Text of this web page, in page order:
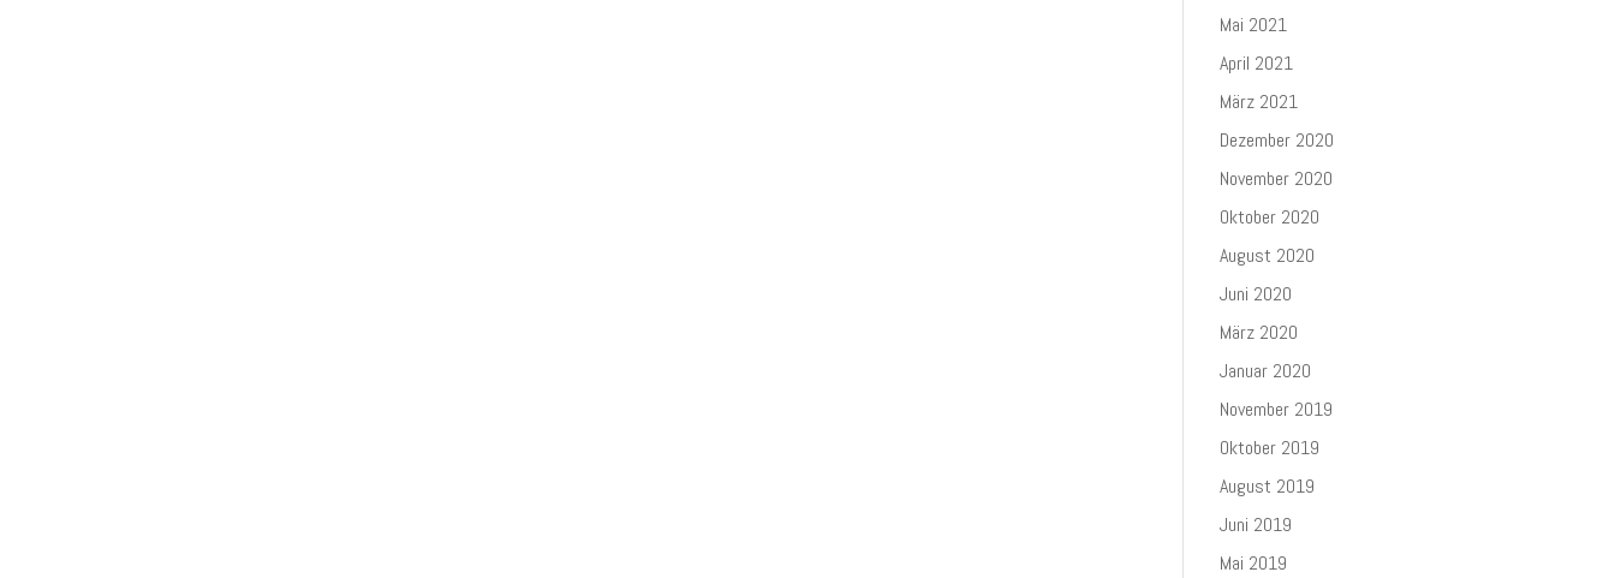
Mai 2021
April 2021
März 2021
Dezember 2020
November 2020
Oktober 2020
August 2020
Juni 2020
März 2020
Januar 2020
November 2019
Oktober 2019
August 2019
Juni 2019
Mai 2019